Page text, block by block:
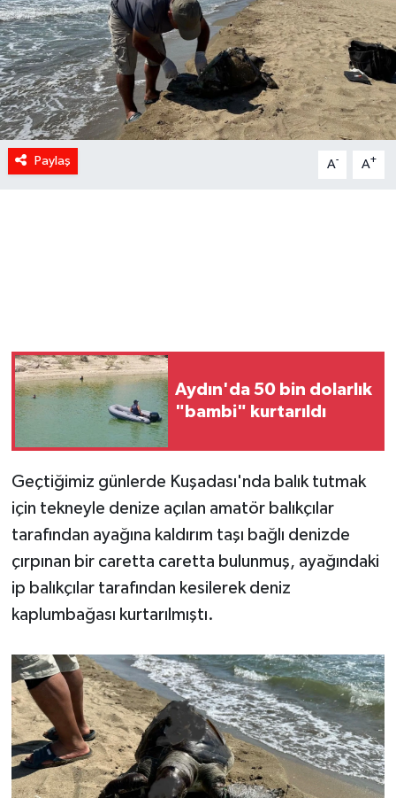
Paylaş A- A+
Aydın'da 50 bin dolarlık
"bambi" kurtarıldı
Geçtiğimiz günlerde Kuşadası'nda balık tutmak
için tekneyle denize açılan amatör balıkçılar
tarafından ayağına kaldırım taşı bağlı denizde
çırpınan bir caretta caretta bulunmuş, ayağındaki
ip balıkçılar tarafından kesilerek deniz
kaplumbağası kurtarılmıştı.